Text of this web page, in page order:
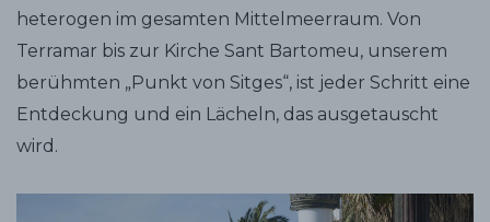
heterogen im gesamten Mittelmeerraum. Von
Terramar bis zur Kirche Sant Bartomeu, unserem
berühmten „Punkt von Sitges“, ist jeder Schritt eine
Entdeckung und ein Lächeln, das ausgetauscht
wird.